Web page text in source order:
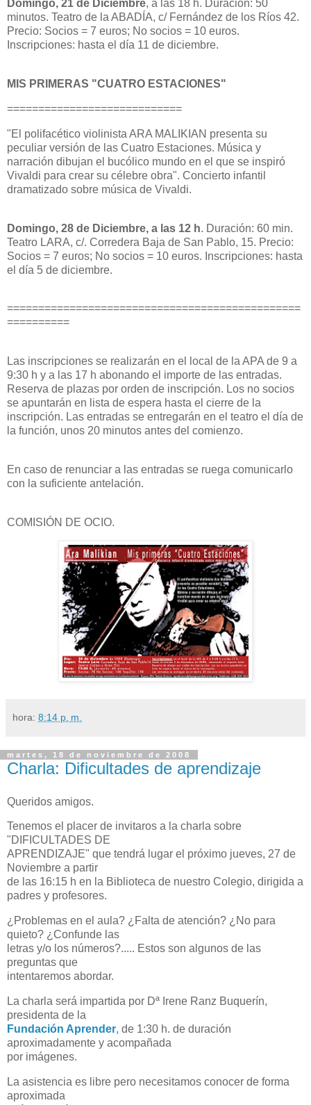
Domingo, 21 de Diciembre, a las 18 h. Duración: 50
minutos. Teatro de la ABADÍA, c/ Fernández de los Ríos 42.
Precio: Socios = 7 euros; No socios = 10 euros.
Inscripciones: hasta el día 11 de diciembre.
MIS PRIMERAS "CUATRO ESTACIONES"
============================
"El polifacético violinista ARA MALIKIAN presenta su
peculiar versión de las Cuatro Estaciones. Música y
narración dibujan el bucólico mundo en el que se inspiró
Vivaldi para crear su célebre obra". Concierto infantil
dramatizado sobre música de Vivaldi.
Domingo, 28 de Diciembre, a las 12 h. Duración: 60 min.
Teatro LARA, c/. Corredera Baja de San Pablo, 15. Precio:
Socios = 7 euros; No socios = 10 euros. Inscripciones: hasta
el día 5 de diciembre.
===============================================
==========
Las inscripciones se realizarán en el local de la APA de 9 a
9:30 h y a las 17 h abonando el importe de las entradas.
Reserva de plazas por orden de inscripción. Los no socios
se apuntarán en lista de espera hasta el cierre de la
inscripción. Las entradas se entregarán en el teatro el día de
la función, unos 20 minutos antes del comienzo.
En caso de renunciar a las entradas se ruega comunicarlo
con la suficiente antelación.
COMISIÓN DE OCIO.
hora: 8:14 p. m.
martes, 18 de noviembre de 2008
Charla: Dificultades de aprendizaje
Queridos amigos.
Tenemos el placer de invitaros a la charla sobre
"DIFICULTADES DE
APRENDIZAJE" que tendrá lugar el próximo jueves, 27 de
Noviembre a partir
de las 16:15 h en la Biblioteca de nuestro Colegio, dirigida a
padres y profesores.
¿Problemas en el aula? ¿Falta de atención? ¿No para
quieto? ¿Confunde las
letras y/o los números?..... Estos son algunos de las
preguntas que
intentaremos abordar.
La charla será impartida por Dª Irene Ranz Buquerín,
presidenta de la
Fundación Aprender, de 1:30 h. de duración
aproximadamente y acompañada
por imágenes.
La asistencia es libre pero necesitamos conocer de forma
aproximada